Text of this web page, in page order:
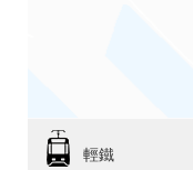
輕鐵